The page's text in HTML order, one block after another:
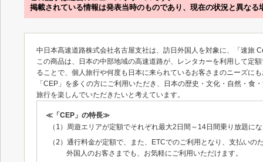
掲載されている情報は発表当時のものであり、現在の状況と異なる
中日本高速道路株式会社名古屋支社は、訪日外国人を対象に、「速旅
この商品は、日本の中部地域の高速道路が、レンタカーを利用して定
ることで、個人旅行や何度も日本に来られているお客さまのニーズに
「CEP」を多くの方にご利用いただき、日本の歴史・文化・自然・
旅行を楽しんでいただきたいと考えています。
≪「CEP」の特長≫
（1） 周遊エリアが定額でそれぞれ最大2日間～14日間乗り放題に
（2） 通行料金が定額で、また、ETCでのご利用となり、支払いの
外国人のお客さまでも、お気軽にご利用いただけます。